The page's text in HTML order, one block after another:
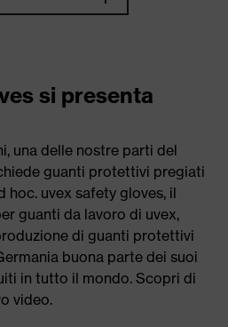
si presenta
una delle nostre parti del
guanti protettivi pregiati
hoc. uvex safety gloves, il
guanti da lavoro di uvex,
di guanti protettivi
buona parte dei suoi
in tutto il mondo. Scopri di
video.